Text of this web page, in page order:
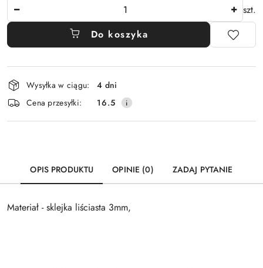
szt.
Do koszyka
Dostępność
i
dostawa
Wysyłka w ciągu:
4 dni
Cena przesyłki:
16.5
OPIS PRODUKTU OPINIE (0) ZADAJ PYTANIE
Materiał - sklejka liściasta 3mm,